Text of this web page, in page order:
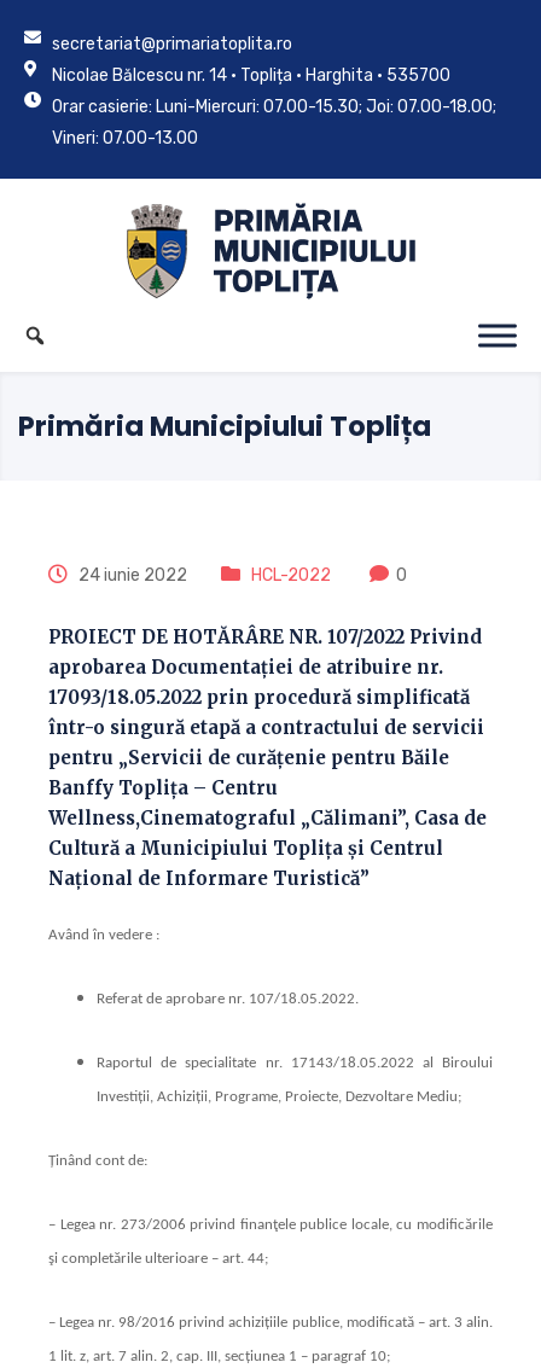
secretariat@primariatoplita.ro
Nicolae Bălcescu nr. 14 • Toplița • Harghita • 535700
Orar casierie: Luni-Miercuri: 07.00-15.30; Joi: 07.00-18.00;
Vineri: 07.00-13.00
Primăria Municipiului Toplița
24 iunie 2022 HCL-2022 0
PROIECT DE HOTĂRÂRE NR. 107/2022 Privind
aprobarea Documentației de atribuire nr.
17093/18.05.2022 prin procedură simplificată
într-o singură etapă a contractului de servicii
pentru „Servicii de curățenie pentru Băile
Banffy Toplița – Centru
Wellness,Cinematograful „Călimani”, Casa de
Cultură a Municipiului Toplița și Centrul
Național de Informare Turistică”
Având în vedere :
Referat de aprobare nr. 107/18.05.2022.
Raportul de specialitate nr. 17143/18.05.2022 al Biroului
Investiții, Achiziții, Programe, Proiecte, Dezvoltare Mediu;
Ținând cont de:
– Legea nr. 273/2006 privind finanţele publice locale, cu modificările
şi completările ulterioare – art. 44;
– Legea nr. 98/2016 privind achizițiile publice, modificată – art. 3 alin.
1 lit. z, art. 7 alin. 2, cap. III, secțiunea 1 – paragraf 10;